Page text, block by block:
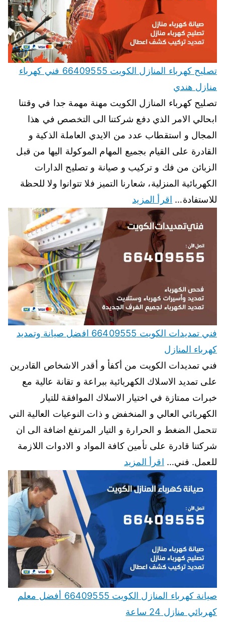
تصليح كهرباء المنازل الكويت 66409555 فني كهرباء
منازل هندي
تصليح كهرباء المنازل الكويت مهنة مهمة جدا في وقتنا
ابحالي الامر الذي دفع شركتنا الى التخصص في هذا
المجال و استقطاب عدد من الايدي العاملة الذكية و
القادرة على القيام بجميع المهام الموكولة اليها من قبل
الزبائن من فك و تركيب و صيانة و تصليح الدارات
الكهربائية المنزلية، شعارنا التميز فلا تتوانوا ولا للحظة
للاستفادة… اقرأ المزيد
فني تمديدات الكويت 66409555 افضل صيانة وتمديد
كهرباء المنازل
فني تمديدات الكويت من أكفأ و أقدر الاشخاص القادرين
على تمديد الاسلاك الكهربائية ببراعة و تقانة عالية مع
خبرات ممتازة في اختيار الاسلاك الموافقة للتيار
الكهربائي العالي و المنخفض و ذات النوعيات العالية التي
تتحمل الضغط و الحرارة و التيار المرتفغ اضافة الى ان
شركتنا قادرة على تأمين كافة المواد و الادوات اللازمة
للعمل. فني… اقرأ المزيد
صيانة كهرباء المنازل الكويت 66409555 أفضل معلم
كهربائي منازل 24 ساعة